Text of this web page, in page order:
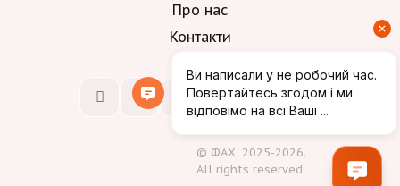
Про нас
Контакти
© ФАХ, 2025-2026.
All rights reserved